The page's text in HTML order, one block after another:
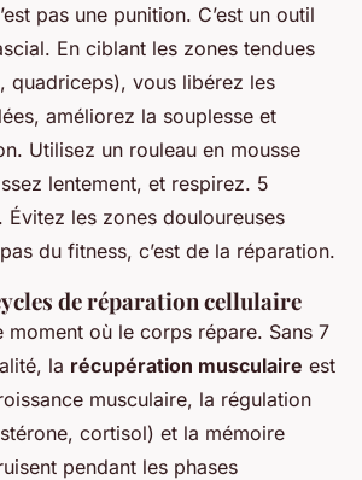
pas une punition. C’est un outil
En ciblant les zones tendues
quadriceps), vous libérez les
améliorez la souplesse et
Utilisez un rouleau en mousse
lentement, et respirez. 5
Évitez les zones douloureuses
du fitness, c’est de la réparation.
de réparation cellulaire
moment où le corps répare. Sans 7
la récupération musculaire est
musculaire, la régulation
cortisol) et la mémoire
pendant les phases